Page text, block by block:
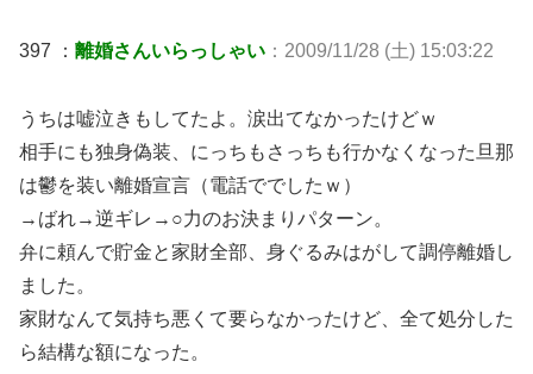
397 ： 離婚さんいらっしゃい ：2009/11/28 (土) 15:03:22
うちは嘘泣きもしてたよ。涙出てなかったけどｗ
相手にも独身偽装、にっちもさっちも行かなくなった旦那
は鬱を装い離婚宣言（電話ででしたｗ）
→ばれ→逆ギレ→○力のお決まりパターン。
弁に頼んで貯金と家財全部、身ぐるみはがして調停離婚し
ました。
家財なんて気持ち悪くて要らなかったけど、全て処分した
ら結構な額になった。